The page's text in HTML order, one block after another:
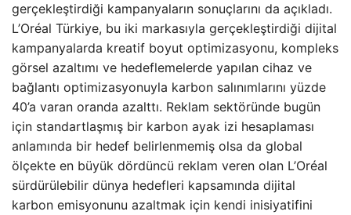
gerçekleştirdiği kampanyaların sonuçlarını da açıkladı.
L’Oréal Türkiye, bu iki markasıyla gerçekleştirdiği dijital
kampanyalarda kreatif boyut optimizasyonu, kompleks
görsel azaltımı ve hedeflemelerde yapılan cihaz ve
bağlantı optimizasyonuyla karbon salınımlarını yüzde
40’a varan oranda azalttı. Reklam sektöründe bugün
için standartlaşmış bir karbon ayak izi hesaplaması
anlamında bir hedef belirlenmemiş olsa da global
ölçekte en büyük dördüncü reklam veren olan L’Oréal
sürdürülebilir dünya hedefleri kapsamında dijital
karbon emisyonunu azaltmak için kendi inisiyatifini